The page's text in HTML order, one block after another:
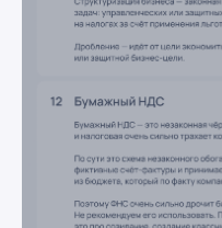
Заполните
форму,
получить